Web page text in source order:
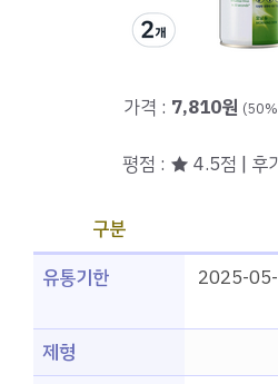
가격 : 7,810원
평점 : ★ 4.5점 | 후
구분
유통기한
2025-05-
제형